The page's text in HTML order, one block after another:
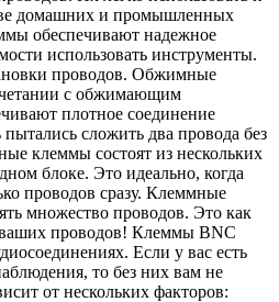
домашних и промышленных
обеспечивают надежное
использовать инструменты.
проводов. Обжимные
с обжимающим
плотное соединение
сложить два провода без
клеммы состоят из нескольких
блоке. Это идеально, когда
проводов сразу. Клеммные
множество проводов. Это как
проводов! Клеммы BNC
Если у вас есть
то без них вам не
от нескольких факторов: